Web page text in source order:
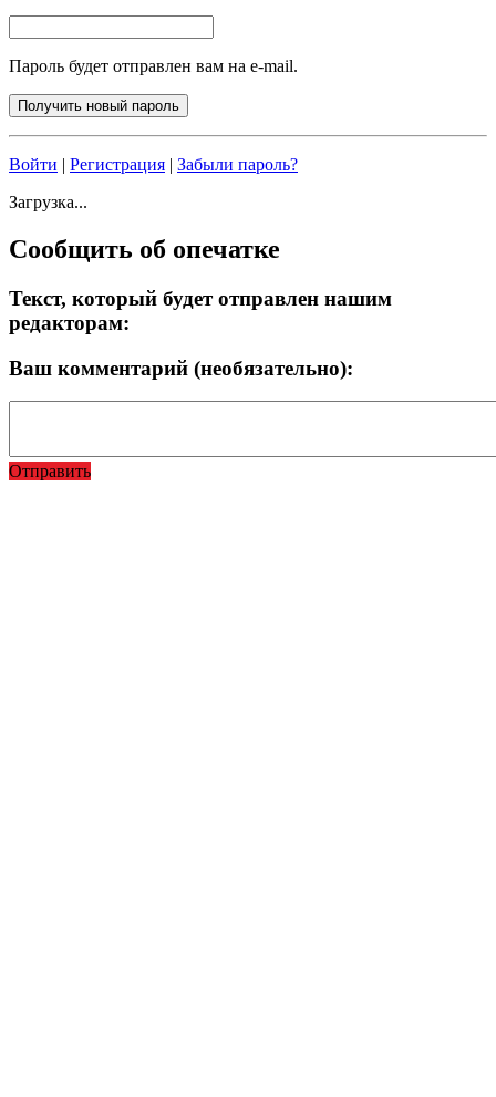
Пароль будет отправлен вам на e-mail.
Войти | Регистрация | Забыли пароль?
Загрузка...
Сообщить об опечатке
Текст, который будет отправлен нашим
редакторам:
Ваш комментарий (необязательно):
Отправить